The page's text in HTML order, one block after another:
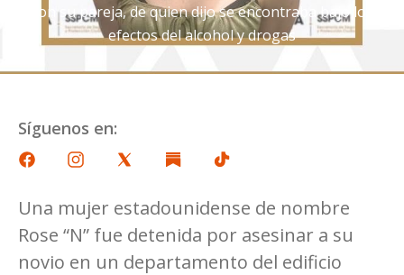
con su pareja, de quien dijo se encontraba bajo los
efectos del alcohol y drogas
Síguenos en:
Una mujer estadounidense de nombre
Rose “N” fue detenida por asesinar a su
novio en un departamento del edificio